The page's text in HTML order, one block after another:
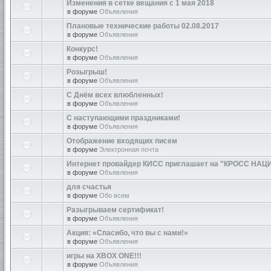
Изменения в сетке вещания с 1 мая 2018
в форуме Объявления
Плановые технические работы 02.08.2017
в форуме Объявления
Конкурс!
в форуме Объявления
Розыгрыш!
в форуме Объявления
С Днём всех влюбленных!
в форуме Объявления
С наступающими праздниками!
в форуме Объявления
Отображение входящих писем
в форуме Электронная почта
Интернет провайдер КИСС приглашает на "КРОСС
в форуме Объявления
для счастья
в форуме Обо всем
Разыгрываем сертификат!
в форуме Объявления
Акция: «Спасибо, что вы с нами!»
в форуме Объявления
игры на XBOX ONE!!!
в форуме Объявления